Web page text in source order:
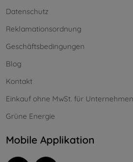
Datenschutz
Reklamationsordnung
Geschäftsbedingungen
Blog
Kontakt
Einkauf ohne MwSt. für Unternehmen
Grüne Energie
Mobile Applikation